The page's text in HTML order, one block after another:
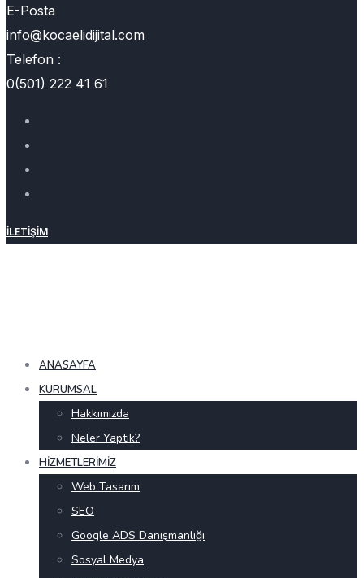
E-Posta
info@kocaelidijital.com
Telefon :
0(501) 222 41 61
İLETIŞIM
ANASAYFA
KURUMSAL
Hakkımızda
Neler Yaptık?
HIZMETLERIMIZ
Web Tasarım
SEO
Google ADS Danışmanlığı
Sosyal Medya